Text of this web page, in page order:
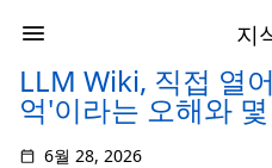
지
LLM Wiki, 직접 열
억'이라는 오해와
6월 28, 2026